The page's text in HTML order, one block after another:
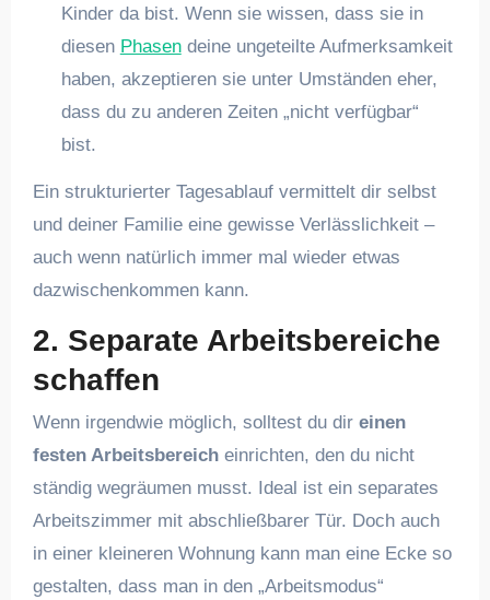
Kinder da bist. Wenn sie wissen, dass sie in
diesen Phasendeine ungeteilte Aufmerksamkeit
haben, akzeptieren sie unter Umständen eher,
dass du zu anderen Zeiten „nicht verfügbar“
bist.
Ein strukturierter Tagesablauf vermittelt dir selbst
und deiner Familie eine gewisse Verlässlichkeit –
auch wenn natürlich immer mal wieder etwas
dazwischenkommen kann.
2. Separate Arbeitsbereiche
schaffen
Wenn irgendwie möglich, solltest du dir einen
festen Arbeitsbereicheinrichten, den du nicht
ständig wegräumen musst. Ideal ist ein separates
Arbeitszimmer mit abschließbarer Tür. Doch auch
in einer kleineren Wohnung kann man eine Ecke so
gestalten, dass man in den „Arbeitsmodus“